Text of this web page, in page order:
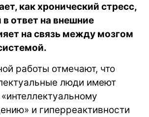
как хронический стресс,
ответ на внешние
на связь между мозгом
работы отмечают, что
люди имеют
и гиперреактивности